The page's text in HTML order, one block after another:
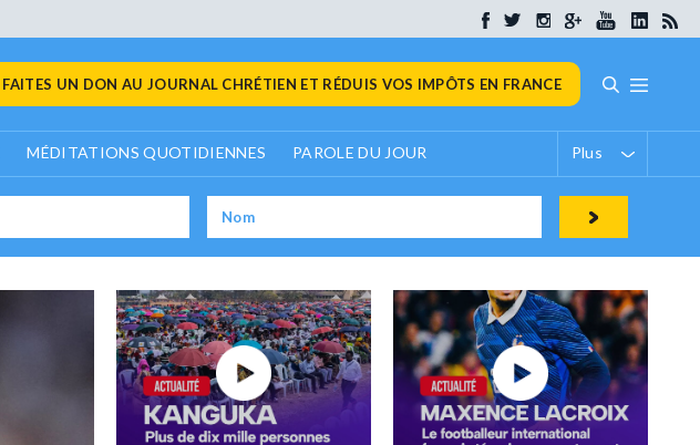
FAITES UN DON AU JOURNAL CHRÉTIEN ET RÉDUIS VOS IMPÔTS EN FRANCE
MÉDITATIONS QUOTIDIENNES PAROLE DU JOUR Plus